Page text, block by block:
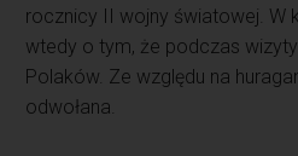
rocznicy II wojny światowej. W
wtedy o tym, że podczas
Polaków. Ze względu na
odwołana.